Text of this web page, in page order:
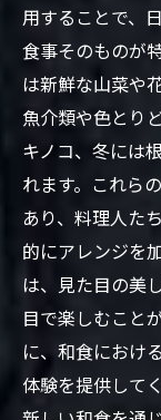
用することで、
食事そのものが
は新鮮な山菜や
魚介類や色とり
キノコ、冬には
れます。これら
あり、料理人た
的にアレンジを
は、見た目の美
目で楽しむこと
に、和食におけ
体験を提供して